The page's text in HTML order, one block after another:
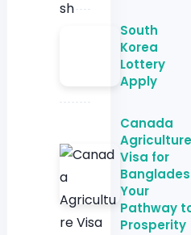
South
Korea
Lottery
Apply
Canada
Agriculture
Visa for
Your
Pathway
Prosperity